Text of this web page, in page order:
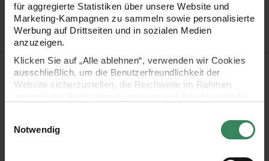
für aggregierte Statistiken über unsere Website und
Marketing-Kampagnen zu sammeln sowie personalisierte
Werbung auf Drittseiten und in sozialen Medien
anzuzeigen.
Klicken Sie auf „Alle ablehnen“, verwenden wir Cookies
ausschließlich, um die Benutzerfreundlichkeit der
Website sicherzustellen, die Reichweite im Rahmen
Ihre Einwilligung ist freiwillig und kann jederzeit über den
Link „Cookie-Einstellungen“ im Fußbereich der Seite
Notwendig
Bestell-Nr.3602881
Produktbeschreibung